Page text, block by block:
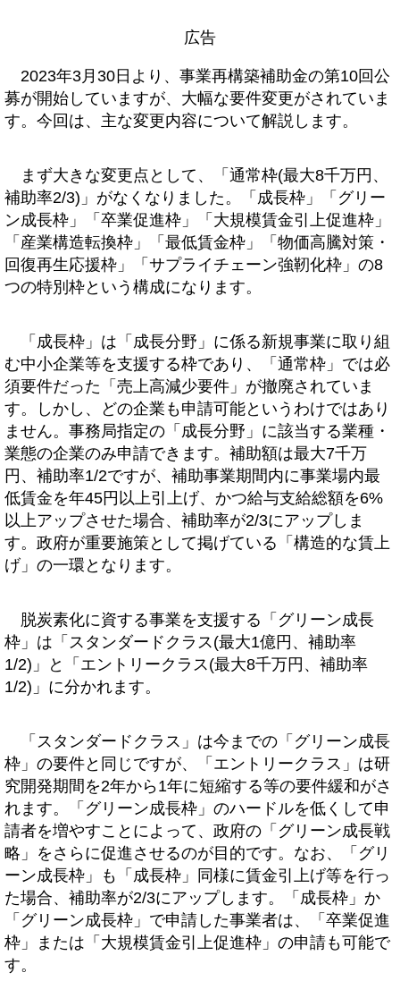
広告
2023年3月30日より、事業再構築補助金の第10回公
募が開始していますが、大幅な要件変更がされていま
す。今回は、主な変更内容について解説します。
まず大きな変更点として、「通常枠(最大8千万円、
補助率2/3)」がなくなりました。「成長枠」「グリー
ン成長枠」「卒業促進枠」「大規模賃金引上促進枠」
「産業構造転換枠」「最低賃金枠」「物価高騰対策・
回復再生応援枠」「サプライチェーン強靭化枠」の8
つの特別枠という構成になります。
「成長枠」は「成長分野」に係る新規事業に取り組
む中小企業等を支援する枠であり、「通常枠」では必
須要件だった「売上高減少要件」が撤廃されていま
す。しかし、どの企業も申請可能というわけではあり
ません。事務局指定の「成長分野」に該当する業種・
業態の企業のみ申請できます。補助額は最大7千万
円、補助率1/2ですが、補助事業期間内に事業場内最
低賃金を年45円以上引上げ、かつ給与支給総額を6%
以上アップさせた場合、補助率が2/3にアップしま
す。政府が重要施策として掲げている「構造的な賃上
げ」の一環となります。
脱炭素化に資する事業を支援する「グリーン成長
枠」は「スタンダードクラス(最大1億円、補助率
1/2)」と「エントリークラス(最大8千万円、補助率
1/2)」に分かれます。
「スタンダードクラス」は今までの「グリーン成長
枠」の要件と同じですが、「エントリークラス」は研
究開発期間を2年から1年に短縮する等の要件緩和がさ
れます。「グリーン成長枠」のハードルを低くして申
請者を増やすことによって、政府の「グリーン成長戦
略」をさらに促進させるのが目的です。なお、「グリ
ーン成長枠」も「成長枠」同様に賃金引上げ等を行っ
た場合、補助率が2/3にアップします。「成長枠」か
「グリーン成長枠」で申請した事業者は、「卒業促進
枠」または「大規模賃金引上促進枠」の申請も可能で
す。